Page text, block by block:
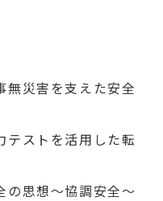
災害を支えた安全
ストを活用した転
思想〜協調安全〜